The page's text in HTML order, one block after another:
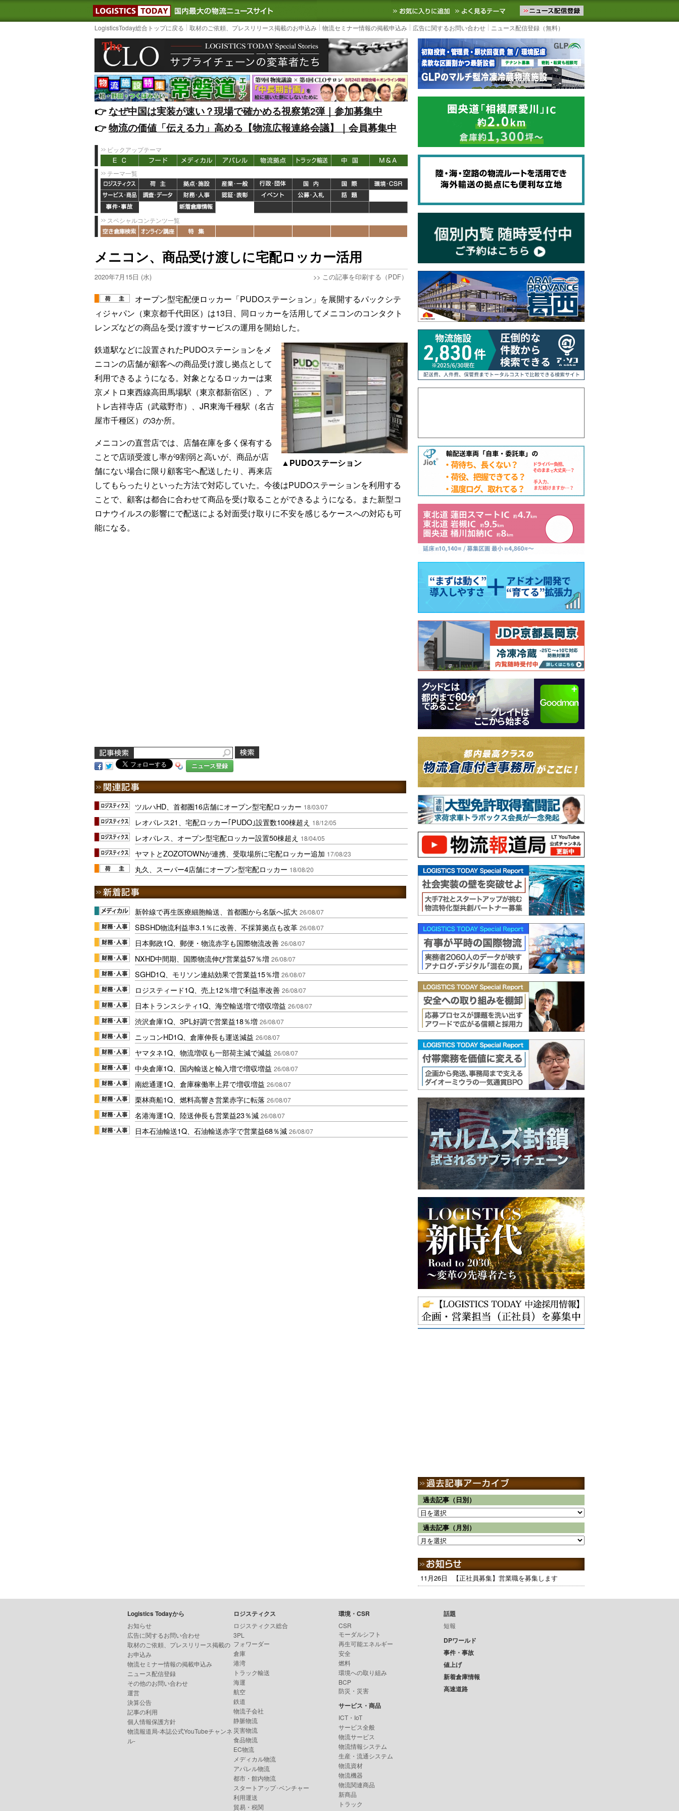
LOGISTICS TODAY｜国内最大の物流ニュースサイト3PL, SCMなど国内外の最新の物流ニュースをお届けします。物流ニュースメール配信を登録す
お気に入りに追加 よく見るテーマ
LogisticsToday総合トップに戻る 取材のご依頼、プレスリリース掲載のお申込み 物流セミナー情報の掲載申込み 広告に関するお問い合わせ ニュース配信登録（無料）
👉️なぜ中国は実装が速い？現場で確かめる視察第2弾｜参加募集中
👉️物流の価値「伝える力」高める【物流広報連絡会議】｜会員募集中
ピックアップテーマ
テーマ一覧
スペシャルコンテンツ一覧
メニコン、商品受け渡しに宅配ロッカー活用
2020年7月15日 (水) >> この記事を印刷する（PDF）
オープン型宅配便ロッカー「PUDOステーション」を展開するパックシテ
ィジャパン（東京都千代田区）は13日、同ロッカーを活用してメニコンのコンタクト
レンズなどの商品を受け渡すサービスの運用を開始した。
▲PUDOステーション
鉄道駅などに設置されたPUDOステーションをメ
ニコンの店舗が顧客への商品受け渡し拠点として
利用できるようになる。対象となるロッカーは東
京メトロ東西線高田馬場駅（東京都新宿区）、ア
トレ吉祥寺店（武蔵野市）、JR東海千種駅（名古
屋市千種区）の3か所。
メニコンの直営店では、店舗在庫を多く保有する
ことで店頭受渡し率が9割弱と高いが、商品が店
舗にない場合に限り顧客宅へ配送したり、再来店
してもらったりといった方法で対応していた。今後はPUDOステーションを利用する
ことで、顧客は都合に合わせて商品を受け取ることができるようになる。また新型コ
ロナウイルスの影響にで配送による対面受け取りに不安を感じるケースへの対応も可
能になる。
ニュース登録
ツルハHD、首都圏16店舗にオープン型宅配ロッカー 18/03/07
レオパレス21、宅配ロッカー｢PUDO｣設置数100棟超え 18/12/05
レオパレス、オープン型宅配ロッカー設置50棟超え 18/04/05
ヤマトとZOZOTOWNが連携、受取場所に宅配ロッカー追加 17/08/23
丸久、スーパー4店舗にオープン型宅配ロッカー 18/08/20
新幹線で再生医療細胞輸送、首都圏から名阪へ拡大 26/08/07
SBSHD物流利益率3.1％に改善、不採算拠点も改革 26/08/07
日本郵政1Q、郵便・物流赤字も国際物流改善 26/08/07
NXHD中間期、国際物流伸び営業益57％増 26/08/07
SGHD1Q、モリソン連結効果で営業益15％増 26/08/07
ロジスティード1Q、売上12％増で利益率改善 26/08/07
日本トランスシティ1Q、海空輸送増で増収増益 26/08/07
渋沢倉庫1Q、3PL好調で営業益18％増 26/08/07
ニッコンHD1Q、倉庫伸長も運送減益 26/08/07
ヤマタネ1Q、物流増収も一部荷主減で減益 26/08/07
中央倉庫1Q、国内輸送と輸入増で増収増益 26/08/07
南総通運1Q、倉庫稼働率上昇で増収増益 26/08/07
栗林商船1Q、燃料高響き営業赤字に転落 26/08/07
名港海運1Q、陸送伸長も営業益23％減 26/08/07
日本石油輸送1Q、石油輸送赤字で営業益68％減 26/08/07
過去記事（日別）
過去記事（月別）
11月26日 【正社員募集】営業職を募集します
Logistics Todayから
お知らせ
広告に関するお問い合わせ
取材のご依頼、プレスリリース掲載の
お申込み
物流セミナー情報の掲載申込み
ニュース配信登録
その他のお問い合わせ
運営
決算公告
記事の利用
個人情報保護方針
物流報道局-本誌公式YouTubeチャンネ
ル-
ロジスティクス
ロジスティクス総合
3PL
フォワーダー
倉庫
港湾
トラック輸送
海運
航空
鉄道
物流子会社
静脈物流
災害物流
食品物流
EC物流
メディカル物流
アパレル物流
都市・館内物流
スタートアップ･ベンチャー
利用運送
貿易・税関
環境・CSR
CSR
モーダルシフト
再生可能エネルギー
安全
燃料
環境への取り組み
BCP
防災・災害
サービス・商品
ICT・IoT
サービス全般
物流サービス
物流情報システム
生産・流通システム
物流資材
物流機器
物流関連商品
新商品
トラック
話題
短報
DPワールド
事件・事故
値上げ
新着倉庫情報
高速道路